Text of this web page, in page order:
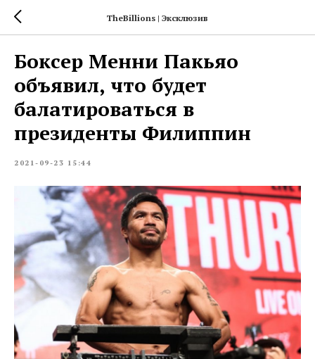
TheBillions | Эксклюзив
Боксер Менни Пакьяо
объявил, что будет
балатироваться в
президенты Филиппин
2021-09-23 15:44